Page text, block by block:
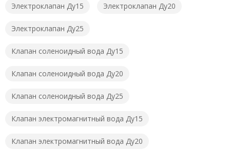
Электроклапан Ду15 Электроклапан Ду20
Электроклапан Ду25
Клапан соленоидный вода Ду15
Клапан соленоидный вода Ду20
Клапан соленоидный вода Ду25
Клапан электромагнитный вода Ду15
Клапан электромагнитный вода Ду20